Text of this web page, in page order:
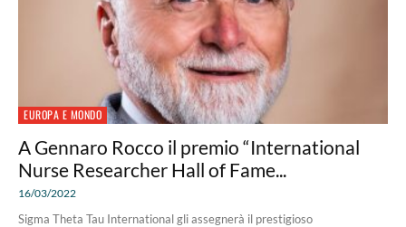
EUROPA E MONDO
A Gennaro Rocco il premio “International
Nurse Researcher Hall of Fame...
16/03/2022
Sigma Theta Tau International gli assegnerà il prestigioso